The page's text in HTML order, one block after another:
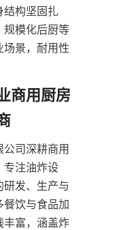
结构坚固扎
规模化后厨等
场景，耐用性
商用厨房
公司深耕商用
专注油炸设
研发、生产与
餐饮与食品加
丰富，涵盖炸